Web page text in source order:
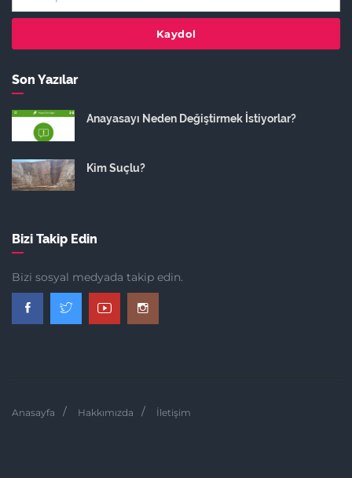
Kaydol
Son Yazılar
Anayasayı Neden Değiştirmek İstiyorlar?
Kim Suçlu?
Bizi Takip Edin
Bizi sosyal medyada takip edin.
Anasayfa Hakkımızda İletişim